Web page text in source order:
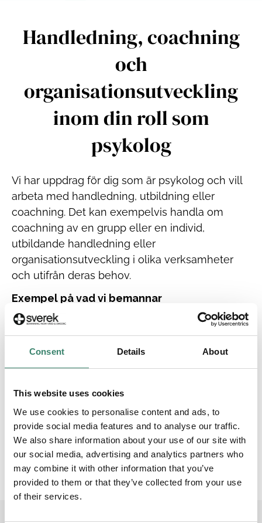
Consent Details About
This website uses cookies
We use cookies to personalise content and ads, to
provide social media features and to analyse our traffic.
We also share information about your use of our site with
our social media, advertising and analytics partners who
may combine it with other information that you’ve
provided to them or that they’ve collected from your use
of their services.
Handledning, coachning
och
organisationsutveckling
inom din roll som
psykolog
Vi har uppdrag för dig som är psykolog och vill
arbeta med handledning, utbildning eller
coachning. Det kan exempelvis handla om
coachning av en grupp eller en individ,
utbildande handledning eller
organisationsutveckling i olika verksamheter
och utifrån deras behov.
Exempel på vad vi bemannar
Psykolog: Skola, primärvård, behandlingshem,
barn- och ungdomspsykiatri, vuxenpsykiatri,
NPF-utredningar, organisation, ledarutveckling
samt handledning.
Exempel på inriktningar
Psykolog: Handledarutbildning/
handledarerfarenhet, skolpsykolog,
organisations-psykolog, barn- och
ungdomspsykiatri och vuxenpsykiatri.